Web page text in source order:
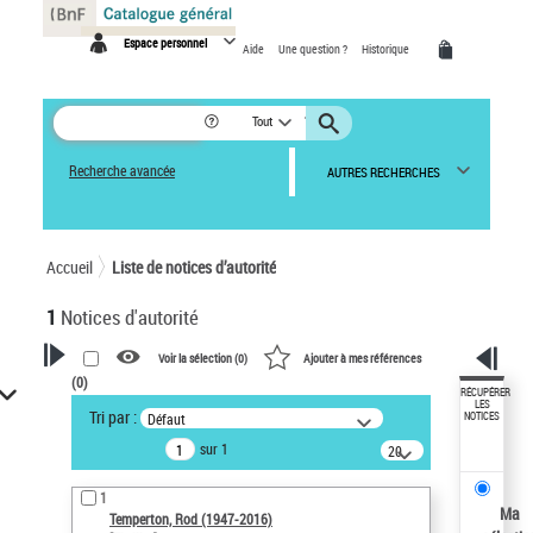
Espace personnel Aide Une question ? Historique
Tout
Recherche avancée AUTRES RECHERCHES
Accueil Liste de notices d’autorité
1 Notices d'autorité
VOTRE RECHERCHE
Recherche avancée dans les
notices d’autorité
Œuvres liées à l'auteur :
Temperton, Rod (1947-2016)
Voir la sélection (0) Ajouter à mes références
(0)
Tri par : Défaut
sur 1
20
résultats/page
1
Temperton, Rod (1947-2016)
RÉCUPÉRER
LES
NOTICES
Ma
Panneau de gestion des cookies